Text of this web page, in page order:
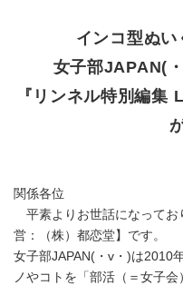
インコ型ぬい
女子部JAPAN(
『リンネル特別編集
関係各位
平素よりお世話になってお
営：（株）都恋堂】です。
女子部JAPAN(・v・)は2010
ノやコトを「部活（＝女子